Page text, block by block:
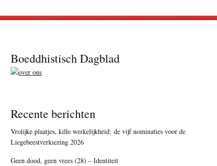
Footer
Boeddhistisch Dagblad
Recente berichten
Vrolijke plaatjes, kille werkelijkheid: de vijf nominaties voor de
Liegebeestverkiezing 2026
Geen dood, geen vrees (28) – Identiteit